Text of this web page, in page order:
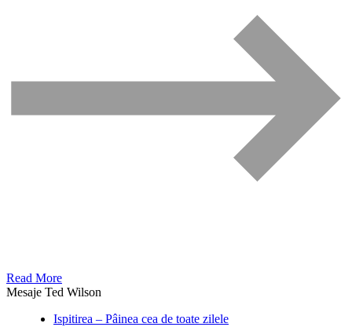
Read More
Mesaje Ted Wilson
Ispitirea – Pâinea cea de toate zilele